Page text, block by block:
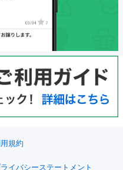
規約
イバシーステートメント